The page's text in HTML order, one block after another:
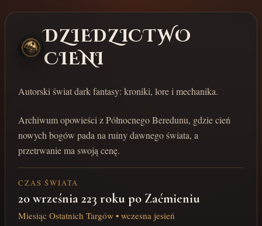
DZIEDZICTWO
CIENI
Autorski świat dark fantasy: kroniki, lore i mechanika.
Archiwum opowieści z Północnego Beredunu, gdzie cień
nowych bogów pada na ruiny dawnego świata, a
przetrwanie ma swoją cenę.
CZAS ŚWIATA
20 września 223 roku po Zaćmieniu
Miesiąc Ostatnich Targów • wczesna jesień